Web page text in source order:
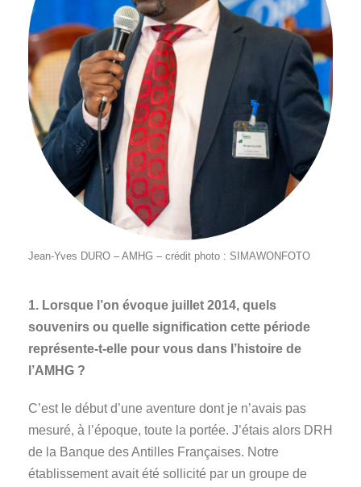
Jean-Yves DURO – AMHG – crédit photo : SIMAWONFOTO
1. Lorsque l’on évoque juillet 2014, quels
souvenirs ou quelle signification cette période
représente-t-elle pour vous dans l’histoire de
l’AMHG ?
C’est le début d’une aventure dont je n’avais pas
mesuré, à l’époque, toute la portée. J’étais alors DRH
de la Banque des Antilles Françaises. Notre
établissement avait été sollicité par un groupe de